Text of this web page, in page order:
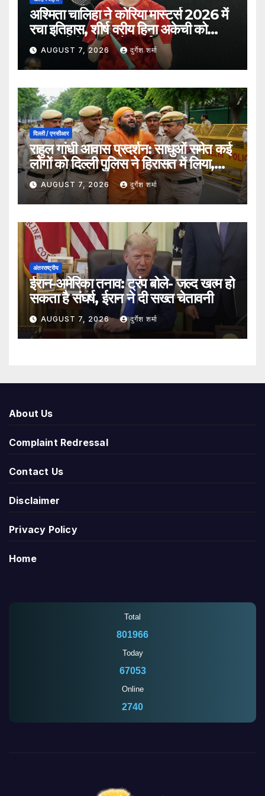
अश्मिता चालिहा ने कोरिया मास्टर्स 2026 में
रचा इतिहास, शीर्ष वरीय हिना अकेची को
हराकर सेमीफाइनल में बनाई जगह
AUGUST 7, 2026 दुर्गेश शर्मा
दिल्ली / एनसीआर
राहुल गांधी आवास प्रदर्शन: साधुओं समेत कई
लोगों को दिल्ली पुलिस ने हिरासत में लिया,
सुरक्षा व्यवस्था कड़ी
AUGUST 7, 2026 दुर्गेश शर्मा
अंतरराष्ट्रीय
ईरान-अमेरिका तनाव: ट्रंप बोले- जल्द खत्म हो
सकता है संघर्ष, ईरान ने दी सख्त चेतावनी
AUGUST 7, 2026 दुर्गेश शर्मा
About Us
Complaint Redressal
Contact Us
Disclaimer
Privacy Policy
Home
Total
801966
Today
67053
Online
2737